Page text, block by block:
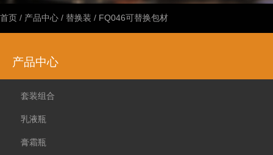
首页 / 产品中心 / 替换装 / FQ046可替换包材
产品中心
套装组合
乳液瓶
膏霜瓶